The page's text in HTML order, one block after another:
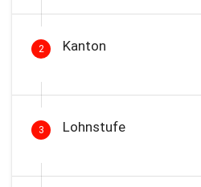
2 Kanton
3 Lohnstufe